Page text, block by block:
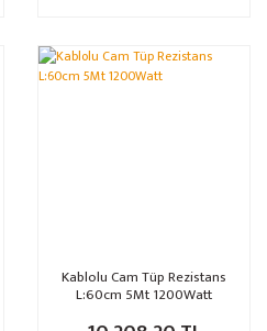
Kablolu Cam Tüp Rezistans
L:60cm 5Mt 1200Watt